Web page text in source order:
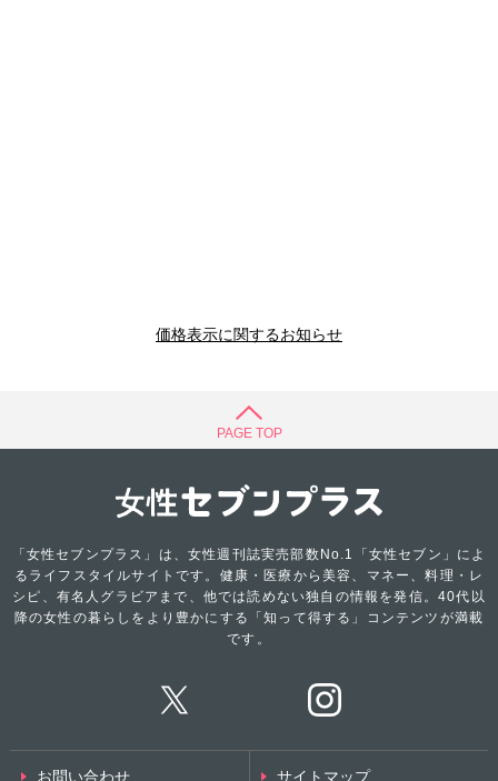
価格表示に関するお知らせ
PAGE TOP
「女性セブンプラス」は、女性週刊誌実売部数No.1「女性セブン」によ
るライフスタイルサイトです。健康・医療から美容、マネー、料理・レ
シピ、有名人グラビアまで、他では読めない独自の情報を発信。40代以
降の女性の暮らしをより豊かにする「知って得する」コンテンツが満載
です。
お問い合わせ サイトマップ